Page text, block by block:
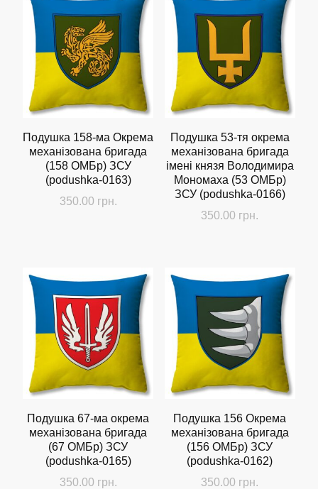
Подушка 158-ма Окрема
механізована бригада
(158 ОМБр) ЗСУ
(podushka-0163)
350.00 грн.
Подушка 53-тя окрема
механізована бригада
імені князя Володимира
Мономаха (53 ОМБр)
ЗСУ (podushka-0166)
350.00 грн.
Подушка 67-ма окрема
механізована бригада
(67 ОМБр) ЗСУ
(podushka-0165)
350.00 грн.
Подушка 156 Окрема
механізована бригада
(156 ОMБр) ЗСУ
(podushka-0162)
350.00 грн.